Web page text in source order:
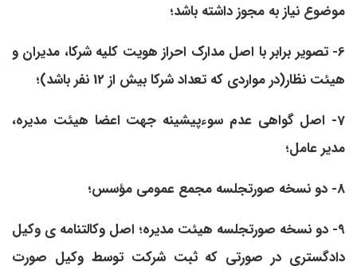
موضوع نیاز به مجوز داشته باشد؛
6- تصویر برابر با اصل مدارک احراز هویت کلیه شرکا، مدیران و
هیئت نظار(در مواردی که تعداد شرکا بیش از 12 نفر باشد)؛
7- اصل گواهی عدم سوءپیشینه جهت اعضا هیئت مدیره،
مدیر عامل؛
8- دو نسخه صورتجلسه مجمع عمومی مؤسس؛
9- دو نسخه صورتجلسه هیئت مدیره؛ اصل وکالتنامه ­ی وکیل
دادگستری در صورتی که ثبت شرکت توسط وکیل صورت